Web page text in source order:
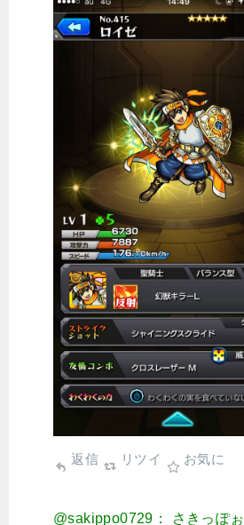
返信 リツイ お気に
@sakippo0729： さきっぽぉ